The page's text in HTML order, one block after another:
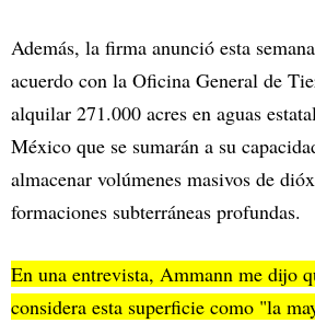
Además, la firma anunció esta
acuerdo con la Oficina General de
alquilar 271.000 acres en aguas
México que se sumarán a su
almacenar volúmenes masivos de
formaciones subterráneas profundas.
En una entrevista, Ammann me dijo
considera esta superficie como "la